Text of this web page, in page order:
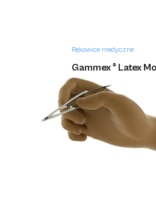
Rękawice medyczne
Gammex ® Latex